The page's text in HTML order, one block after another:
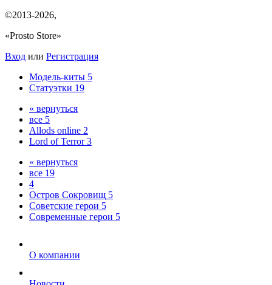
©2013-2026,
«Prosto Store»
Вход или Регистрация
Модель-киты 5
Статуэтки 19
« вернуться
все 5
Allods online 2
Lord of Terror 3
« вернуться
все 19
4
Остров Сокровищ 5
Советские герои 5
Современные герои 5
О компании